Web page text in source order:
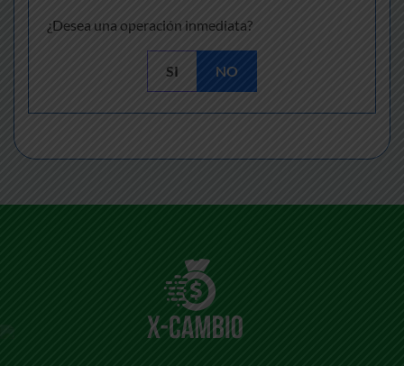
¿Desea una operación inmediata?
SI NO